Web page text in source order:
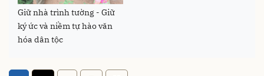
Giữ nhà trình tường - Giữ
ký ức và niềm tự hào văn
hóa dân tộc